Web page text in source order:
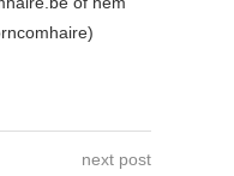
next post